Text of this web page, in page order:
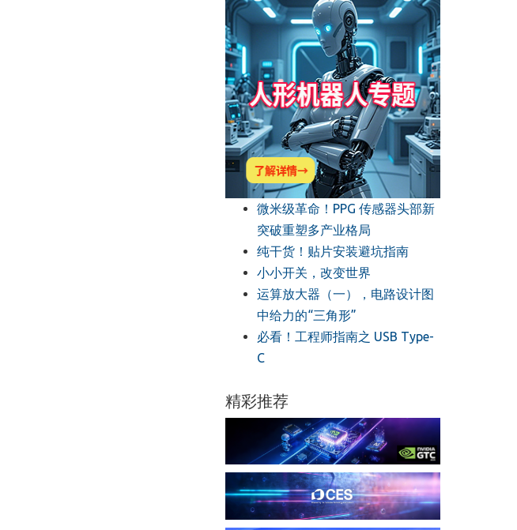
微米级革命！PPG 传感器头部新
突破重塑多产业格局
纯干货！贴片安装避坑指南
小小开关，改变世界
运算放大器（一），电路设计图
中给力的“三角形”
必看！工程师指南之 USB Type-
C
精彩推荐